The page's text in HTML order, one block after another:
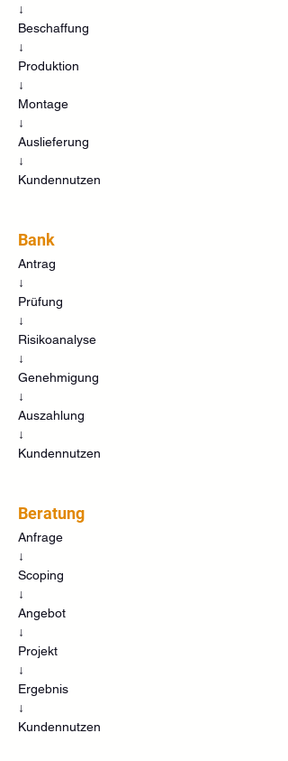
↓
Beschaffung
↓
Produktion
↓
Montage
↓
Auslieferung
↓
Kundennutzen
Bank
Antrag
↓
Prüfung
↓
Risikoanalyse
↓
Genehmigung
↓
Auszahlung
↓
Kundennutzen
Beratung
Anfrage
↓
Scoping
↓
Angebot
↓
Projekt
↓
Ergebnis
↓
Kundennutzen